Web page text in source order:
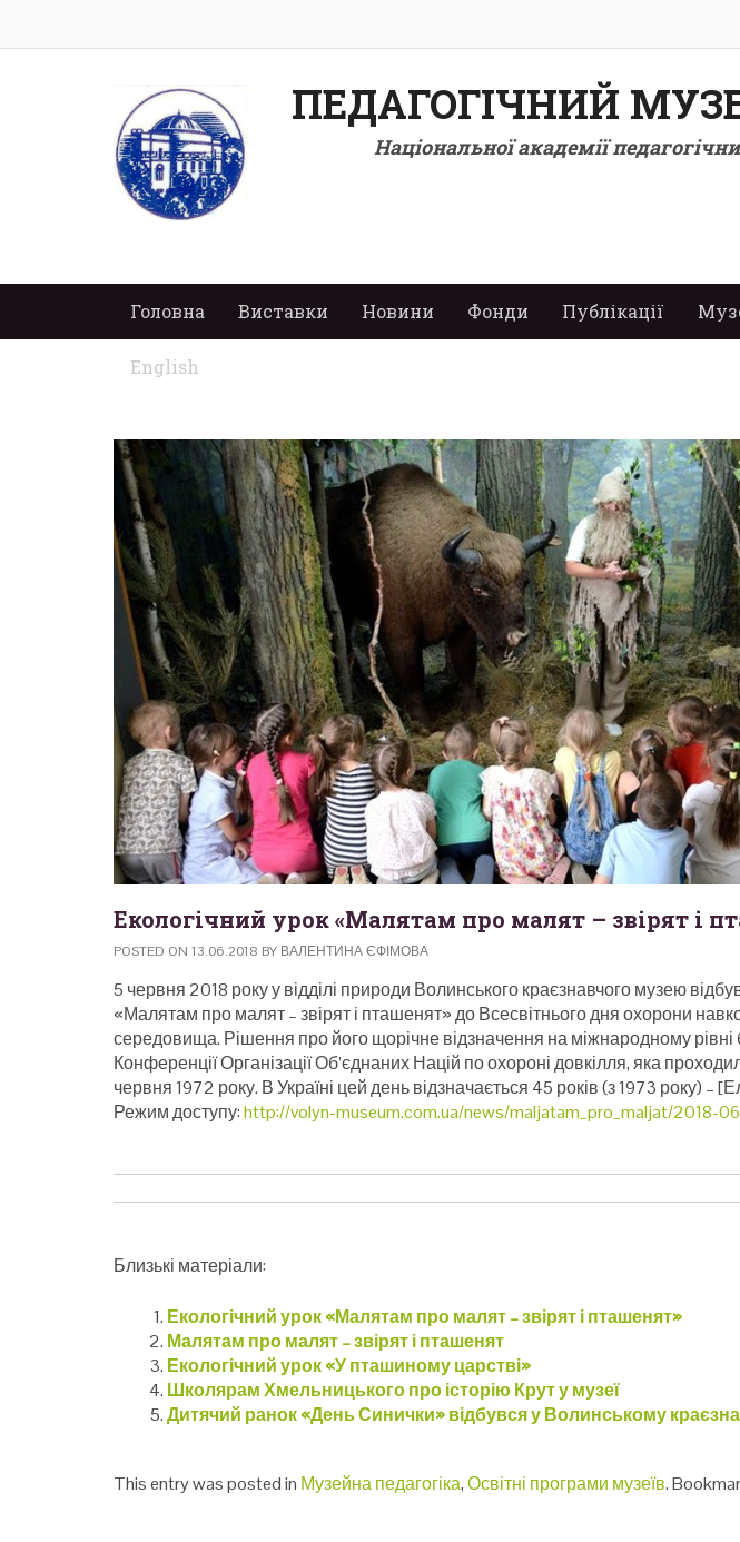
ПЕДАГОГІЧНИЙ
Національної академії
Головна Виставки Новини Фонди Публікації
English
Екологічний урок «Малятам про малят – звірят і
POSTED ON 13.06.2018 BY ВАЛЕНТИНА ЄФІМОВА
5 червня 2018 року у відділі природи Волинського краєзнавчого музею
«Малятам про малят – звірят і пташенят» до Всесвітнього дня охорони
середовища. Рішення про його щорічне відзначення на міжнародному
Конференції Організації Об’єднаних Націй по охороні довкілля, яка
червня 1972 року. В Україні цей день відзначається 45 років (з 1973 року) –
Режим доступу:http://volyn-museum.com.ua/news/maljatam_pro_maljat/2018-
Близькі матеріали:
Екологічний урок «Малятам про малят – звірят і пташенят»
Малятам про малят – звірят і пташенят
Екологічний урок «У пташиному царстві»
Школярам Хмельницького про історію Крут у музеї
Дитячий ранок «День Синички» відбувся у Волинському
This entry was posted in Музейна педагогіка,Освітні програми музеїв.